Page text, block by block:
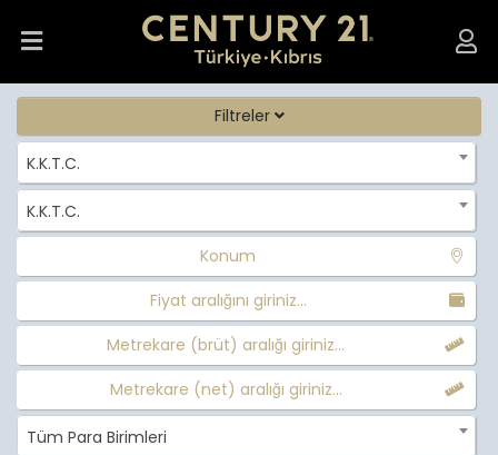
Filtreler
K.K.T.C.
K.K.T.C.
Konum
Fiyat aralığını giriniz...
Metrekare (brüt) aralığı giriniz...
Metrekare (net) aralığı giriniz...
Tüm Para Birimleri